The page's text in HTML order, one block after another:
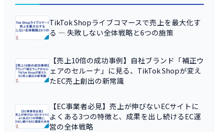
TikTok Shopライブコマースで売上を最大化す
る ― 失敗しない全体戦略と6つの施策
【売上10倍の成功事例】自社ブランド「補正ウ
ェアのセルーナ」に見る、TikTok Shopが変え
たEC売上創出の新常識
【EC事業者必見】売上が伸びないECサイトに
よくある3つの特徴と、成果を出し続けるEC運
営の全体戦略